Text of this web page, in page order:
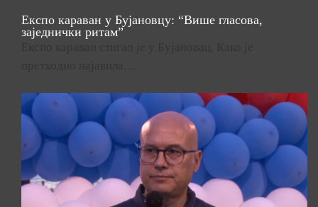
Експо караван у Бујановцу: “Више гласова,
заједнички ритам”